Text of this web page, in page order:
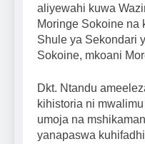
aliyewahi kuwa
Moringe Sokoine na
Shule ya Sekondari
Sokoine, mkoani
Dkt. Ntandu
kihistoria ni
umoja na
yanapaswa